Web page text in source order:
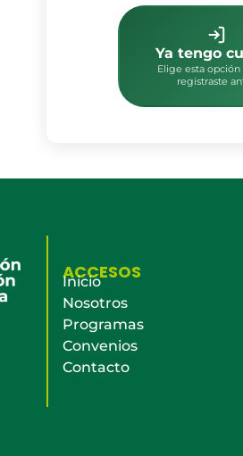
Ya tengo
Elige esta opción
registraste
ACCESOS
Inicio
Nosotros
Programas
Convenios
Contacto